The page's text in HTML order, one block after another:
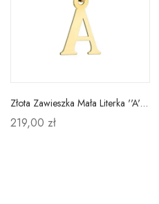
Złota Zawieszka Mała Literka ''A'' pr 585
219,00 zł